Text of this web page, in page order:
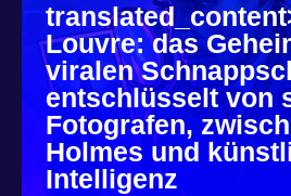
Louvre: das
viralen
entschlüsselt von
Fotografen,
Holmes und
Intelligenz